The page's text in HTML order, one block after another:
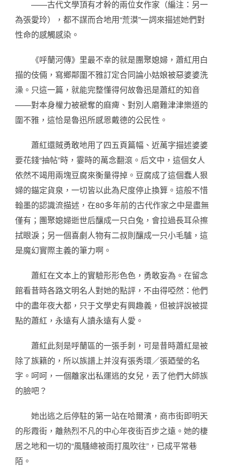
——古代文學頂有才幹的兩位女作家（編注：另一
為張愛玲），都不謀而合地用“荒漠”一詞來描述她們對
性命的感觸感染。
《呼蘭河傳》里最不幸的就是團聚媳婦，蕭紅用白
描的伎倆，寫鄉鄰圍不雅訂定合同論小姑娘被惡婆婆洗
澡。只這一篇，就能完整懂得何故魯迅是蕭紅的知音
——對本身權力被褫奪的麻痺、對別人磨難津津樂道的
圍不雅，這恰是魯迅所感恩戴德的公民性。
蕭紅還賊勇敢地用了四五頁篇幅、近萬字描述婆婆
要花錢“抽帖”時，霎時的萬念翻滾。后文中，這個女人
依然不竭用兩塊豆腐來衡量得掉。豆腐成了這個蠢人狠
婦的錨定貨泉，一切皆以此為尺度停止換算。這般不惜
翰墨的認識流描述，在80多年前的古代作家之中是盡無
僅有；團聚媳婦逝世后釀成一只白兔，會拉過長耳朵擦
拭眼淚；另一個喜劇人物有二叔則釀成一只小毛驢，這
是魔幻實際主義的筆力啊。
蕭紅在文本上的實驗形形色色，勇敢妄為。在留念
館看昔時各路文明名人對她的點評，不由得啞然：他們
中的盡年夜大都，只于文學史有興趣義，但被評說被提
點的蕭紅，永遠有人讀永遠有人愛。
蕭紅此刻是呼蘭區的一張手刺，可是昔時蕭紅是被
除了族籍的，所以族譜上并沒有張秀環／張廼瑩的名
字。呵呵，一個離家出私運逃的女兒，丟了他們大師族
的臉吧？
她出逃之后停駐的第一站在哈爾濱，商市街即明天
的彤霞街，離熱烈不凡的中心年夜街百步之遠。她的棲
居之地和一切的“風騷總被雨打風吹往”，已成平常巷
陌。